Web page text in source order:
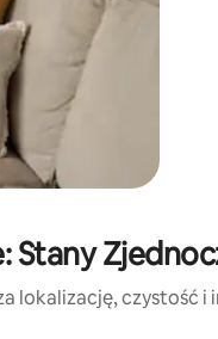
Stany
lokalizację, czystość i